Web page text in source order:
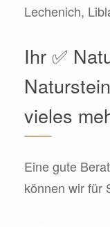
Lechenich,
Ihr ✅
vieles
Eine gute
können wir für